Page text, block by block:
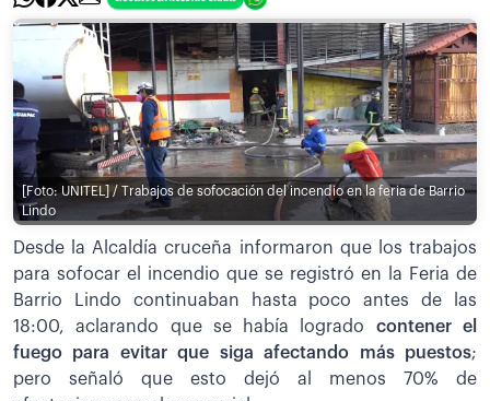
[Foto: UNITEL] / Trabajos de sofocación del incendio en la feria de Barrio
Lindo
Desde la Alcaldía cruceña informaron que los trabajos
para sofocar el incendio que se registró en la Feria de
Barrio Lindo continuaban hasta poco antes de las
18:00, aclarando que se había logrado contener el
fuego para evitar que siga afectando más puestos;
pero señaló que esto dejó al menos 70% de